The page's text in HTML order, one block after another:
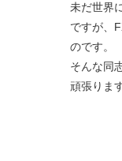
未だ世界
ですが、
のです。
そんな同
頑張ります